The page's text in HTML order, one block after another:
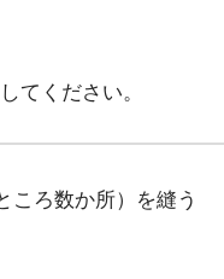
てください。
ころ数か所）を縫う